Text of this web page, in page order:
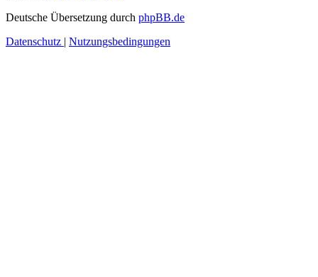
Deutsche Übersetzung durch phpBB.de
Datenschutz | Nutzungsbedingungen